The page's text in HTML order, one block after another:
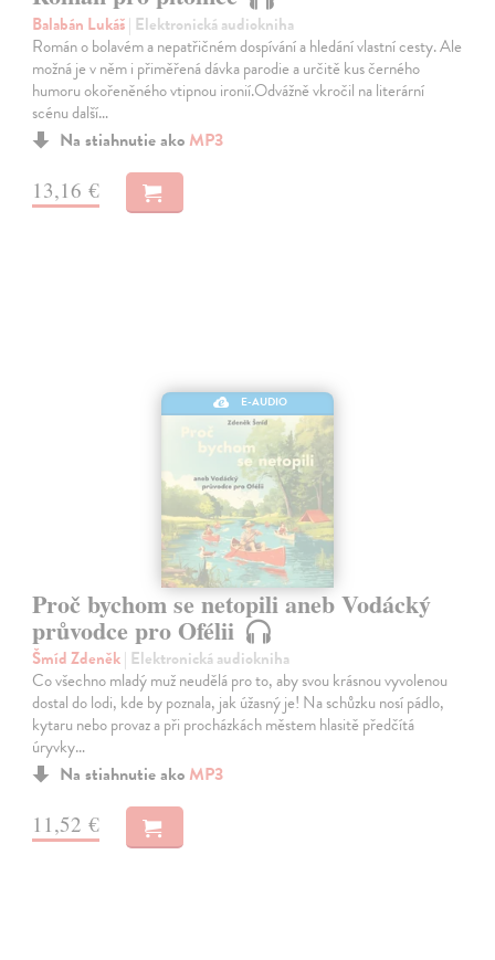
Balabán Lukáš| Elektronická audiokniha
Román o bolavém a nepatřičném dospívání a hledání vlastní cesty. Ale
možná je v něm i přiměřená dávka parodie a určitě kus černého
humoru okořeněného vtipnou ironií.Odvážně vkročil na literární
scénu další…
Na stiahnutie ako MP3
13,16 €
E-AUDIO
Proč bychom se netopili aneb Vodácký
průvodce pro Ofélii
Šmíd Zdeněk| Elektronická audiokniha
Co všechno mladý muž neudělá pro to, aby svou krásnou vyvolenou
dostal do lodi, kde by poznala, jak úžasný je! Na schůzku nosí pádlo,
kytaru nebo provaz a při procházkách městem hlasitě předčítá
úryvky…
Na stiahnutie ako MP3
11,52 €